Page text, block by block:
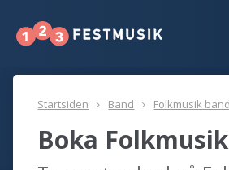
Startsiden Band Folkmusik band
Boka